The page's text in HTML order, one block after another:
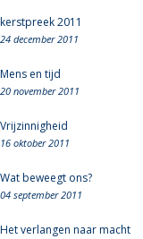
kerstpreek 2011
24 december 2011
Mens en tijd
20 november 2011
Vrijzinnigheid
16 oktober 2011
Wat beweegt ons?
04 september 2011
Het verlangen naar macht